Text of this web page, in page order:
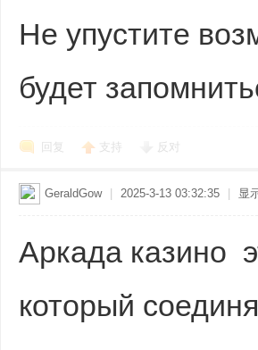
Не упустите
будет
回复 支持 反对
GeraldGow 2025-3-13 03:32:35 显
Аркада казино
который